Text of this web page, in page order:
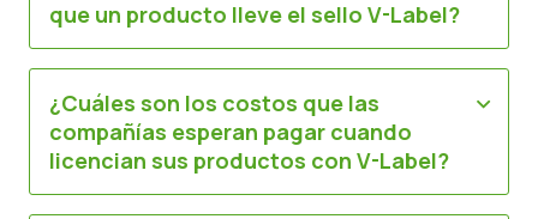
que un producto lleve el sello V-Label?
¿Cuáles son los costos que las
compañías esperan pagar cuando
licencian sus productos con V-Label?